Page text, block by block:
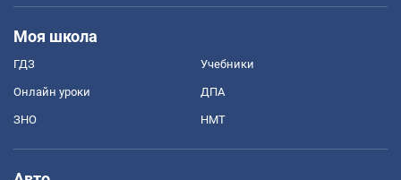
Моя школа
ГДЗ Учебники
Онлайн уроки ДПА
ЗНО НМТ